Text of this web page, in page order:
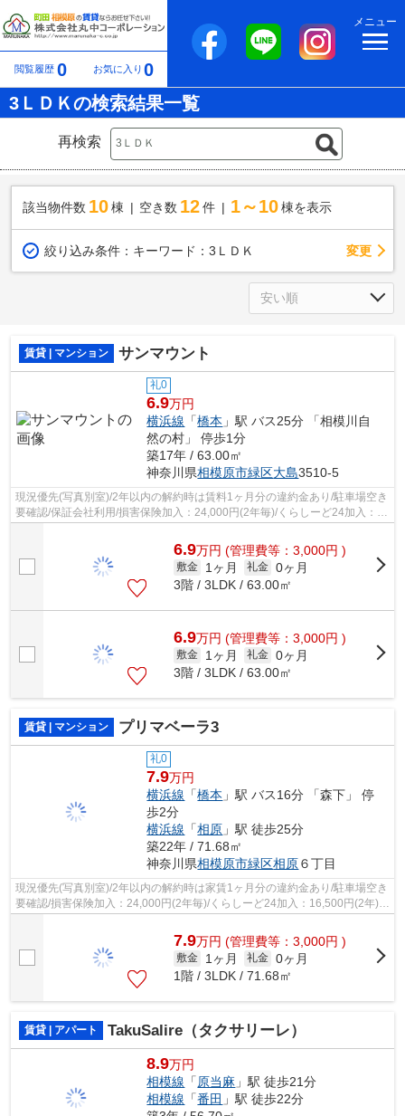
閲覧履歴 0 お気に入り 0
メニュー
3ＬＤＫの検索結果一覧
再検索
該当物件数 10棟 空き数 12 件 1～10 棟を表示
絞り込み条件： キーワード：3ＬＤＫ 変更
賃貸 | マンション サンマウント
礼0
6.9万円
横浜線 「橋本 」駅 バス25分 「相模川自
然の村」 停歩1分
築17年 / 63.00㎡
神奈川県相模原市緑区大島3510-5
現況優先(写真別室)/2年以内の解約時は賃料1ヶ月分の違約金あり/駐車場空き
要確認/保証会社利用/損害保険加入：24,000円(2年毎)/くらしーど24加入：
6.9万円 (管理費等：3,000円 )
敷金 1ヶ月 礼金 0ヶ月
3階 / 3LDK / 63.00㎡
6.9万円 (管理費等：3,000円 )
敷金 1ヶ月 礼金 0ヶ月
3階 / 3LDK / 63.00㎡
賃貸 | マンション プリマベーラ3
礼0
7.9万円
横浜線 「橋本 」駅 バス16分 「森下」 停
歩2分
横浜線 「相原 」駅 徒歩25分
築22年 / 71.68㎡
神奈川県相模原市緑区相原６丁目
現況優先(写真別室)/2年以内の解約時は家賃1ヶ月分の違約金あり/駐車場空き
要確認/損害保険加入：24,000円(2年毎)/くらしーど24加入：16,500円(2年)/
7.9万円 (管理費等：3,000円 )
敷金 1ヶ月 礼金 0ヶ月
1階 / 3LDK / 71.68㎡
賃貸 | アパート TakuSalire（タクサリーレ）
8.9万円
相模線 「 原当麻 」駅 徒歩21分
相模線 「番田 」駅 徒歩22分